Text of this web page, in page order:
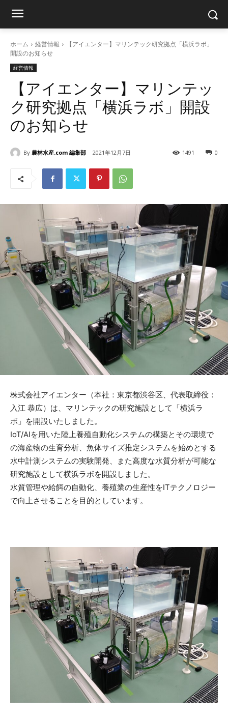
ホーム 経営情報
【アイエンター】マリンテック研究拠点「横浜ラボ」
開設のお知らせ
経営情報
【アイエンター】マリンテッ
ク研究拠点「横浜ラボ」開設
のお知らせ
By 農林水産.com 編集部 2021年12月7日 0
1491
株式会社アイエンター（本社：東京都渋⾕区、代表取締役：
⼊江 恭広）は、マリンテックの研究施設として「横浜ラ
ボ」を開設いたしました。
IoT/AIを用いた陸上養殖自動化システムの構築とその環境で
の海産物の生育分析、魚体サイズ推定システムを始めとする
水中計測システムの実験開発、また高度な水質分析が可能な
研究施設として横浜ラボを開設しました。
水質管理や給餌の自動化、養殖業の生産性をITテクノロジー
で向上させることを目的としています。